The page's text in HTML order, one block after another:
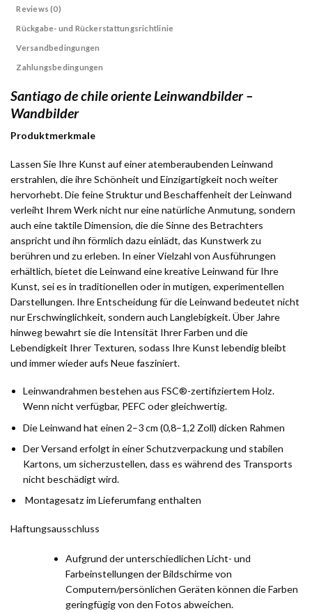
Reviews (0)
Rückgabe- und Rückerstattungsrichtlinie
Versandbedingungen
Zahlungsbedingungen
Santiago de chile oriente Leinwandbilder –
Wandbilder
Produktmerkmale
Lassen Sie Ihre Kunst auf einer atemberaubenden Leinwand
erstrahlen, die ihre Schönheit und Einzigartigkeit noch weiter
hervorhebt. Die feine Struktur und Beschaffenheit der Leinwand
verleiht Ihrem Werk nicht nur eine natürliche Anmutung, sondern
auch eine taktile Dimension, die die Sinne des Betrachters
anspricht und ihn förmlich dazu einlädt, das Kunstwerk zu
berühren und zu erleben. In einer Vielzahl von Ausführungen
erhältlich, bietet die Leinwand eine kreative Leinwand für Ihre
Kunst, sei es in traditionellen oder in mutigen, experimentellen
Darstellungen. Ihre Entscheidung für die Leinwand bedeutet nicht
nur Erschwinglichkeit, sondern auch Langlebigkeit. Über Jahre
hinweg bewahrt sie die Intensität Ihrer Farben und die
Lebendigkeit Ihrer Texturen, sodass Ihre Kunst lebendig bleibt
und immer wieder aufs Neue fasziniert.
Leinwandrahmen bestehen aus FSC®-zertifiziertem Holz.
Wenn nicht verfügbar, PEFC oder gleichwertig.
Die Leinwand hat einen 2–3 cm (0,8–1,2 Zoll) dicken Rahmen
Der Versand erfolgt in einer Schutzverpackung und stabilen
Kartons, um sicherzustellen, dass es während des Transports
nicht beschädigt wird.
Montagesatz im Lieferumfang enthalten
Haftungsausschluss
Aufgrund der unterschiedlichen Licht- und
Farbeinstellungen der Bildschirme von
Computern/persönlichen Geräten können die Farben
geringfügig von den Fotos abweichen.